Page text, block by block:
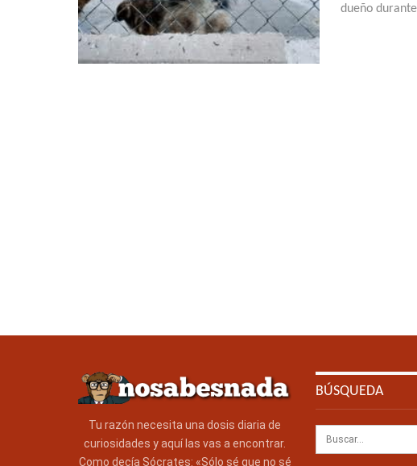
dueño
Tu razón necesita una dosis diaria de
curiosidades y aquí las vas a encontrar.
Como decía Sócrates: «Sólo sé que no sé
BÚSQUEDA